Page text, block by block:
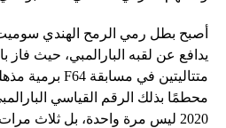
أصبح بطل رمي الرمح الهندي
يدافع عن لقبه البارالمبي، حيث فاز
محطمًا بذلك الرقم القياسي
2020 ليس مرة واحدة، بل ثلاث مرات.